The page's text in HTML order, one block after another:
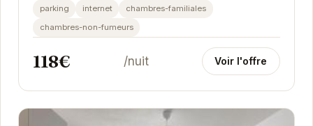
appartement spacieux est équipé de la...
parking internet
chambres-familiales
chambres-non-fumeurs
118€ /nuit Voir l'offre